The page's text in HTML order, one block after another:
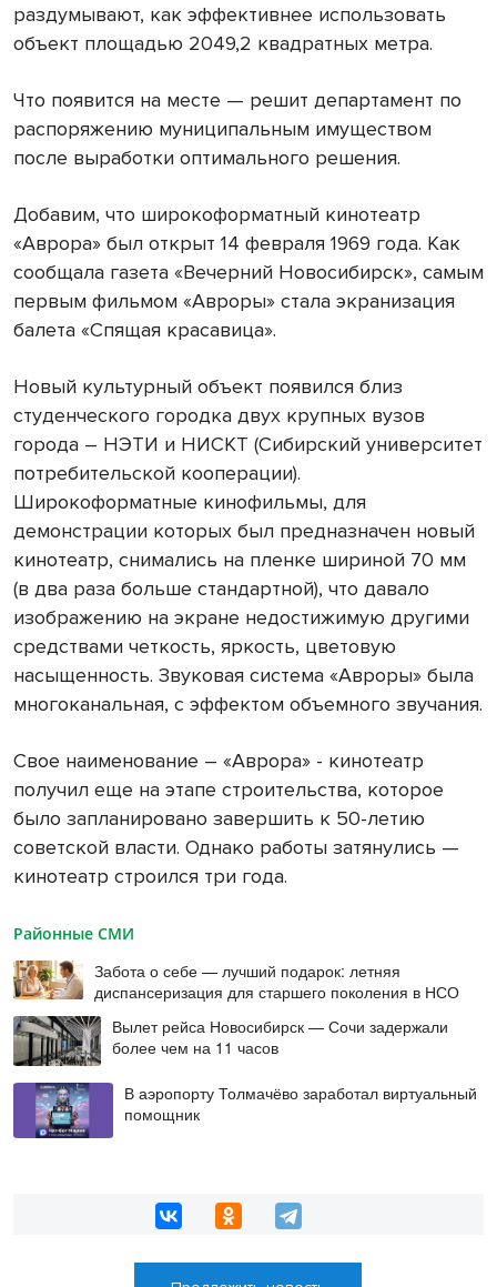
раздумывают, как эффективнее использовать
объект площадью 2049,2 квадратных метра.
Что появится на месте — решит департамент по
распоряжению муниципальным имуществом
после выработки оптимального решения.
Добавим, что широкоформатный кинотеатр
«Аврора» был открыт 14 февраля 1969 года. Как
сообщала газета «Вечерний Новосибирск», самым
первым фильмом «Авроры» стала экранизация
балета «Спящая красавица».
Новый культурный объект появился близ
студенческого городка двух крупных вузов
города – НЭТИ и НИСКТ (Сибирский университет
потребительской кооперации).
Широкоформатные кинофильмы, для
демонстрации которых был предназначен новый
кинотеатр, снимались на пленке шириной 70 мм
(в два раза больше стандартной), что давало
изображению на экране недостижимую другими
средствами четкость, яркость, цветовую
насыщенность. Звуковая система «Авроры» была
многоканальная, с эффектом объемного звучания.
Свое наименование – «Аврора» - кинотеатр
получил еще на этапе строительства, которое
было запланировано завершить к 50-летию
советской власти. Однако работы затянулись —
кинотеатр строился три года.
Районные СМИ
Забота о себе — лучший подарок: летняя
диспансеризация для старшего поколения в НСО
Вылет рейса Новосибирск — Сочи задержали
более чем на 11 часов
В аэропорту Толмачёво заработал виртуальный
помощник